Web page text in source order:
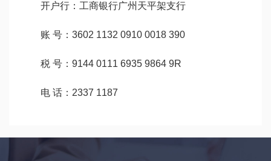
开户行：工商银行广州天平架支行
账 号：3602 1132 0910 0018 390
税 号：9144 0111 6935 9864 9R
电 话：2337 1187